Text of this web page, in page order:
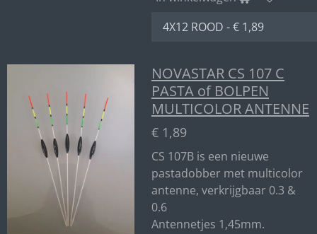
NOVASTAR CS 107 C
PASTA of BOLPEN
MULTICOLOR ANTENNE
€ 1,89
CS 107B is een nieuwe
pastadobber met multicolor
antenne, verkrijgbaar 0.3 &
0.6
Antennetjes 1,45mm.